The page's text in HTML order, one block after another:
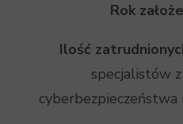
Rok
Ilość
specjalistów